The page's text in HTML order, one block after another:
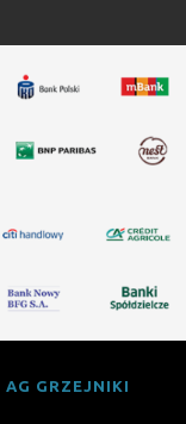
AG GRZEJNIKI